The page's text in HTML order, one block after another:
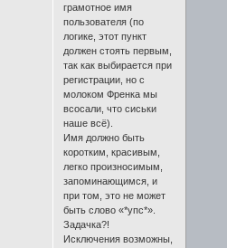
грамотное имя
пользователя (по
логике, этот пункт
должен стоять первым,
так как выбирается при
регистрации, но с
молоком Френка мы
всосали, что сиськи
наше всё).
Имя должно быть
коротким, красивым,
легко произносимым,
запоминающимся, и
при том, это не может
быть слово «*упс*».
Задачка?!
Исключения возможны,